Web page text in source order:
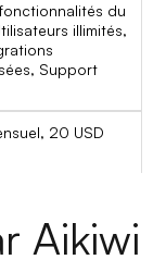
du
illimités,
Support
20 USD
Aikiwi